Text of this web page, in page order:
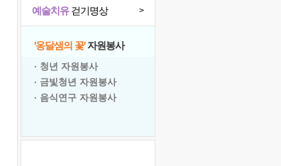
예술치유걷기명상 >
'옹달샘의 꽃'자원봉사
· 청년 자원봉사
· 금빛청년 자원봉사
· 음식연구 자원봉사